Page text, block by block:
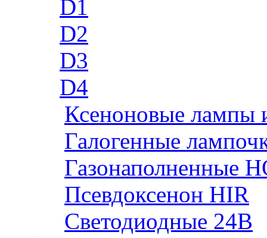
D1
D2
D3
D4
Ксеноновые лампы
Галогенные
Газонаполненные
Псевдоксенон HIR
Cветодиодные 24B